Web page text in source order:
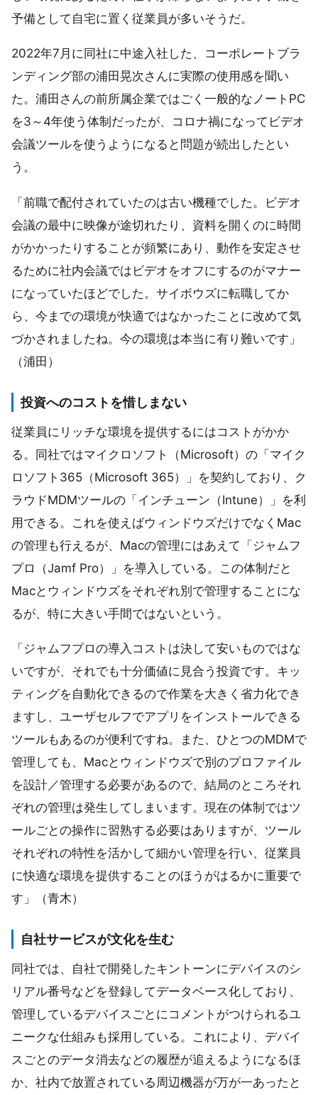
予備として自宅に置く従業員が多いそうだ。
2022年7月に同社に中途入社した、コーポレートブラ
ンディング部の浦田晃次さんに実際の使用感を聞い
た。浦田さんの前所属企業ではごく一般的なノートPC
を3～4年使う体制だったが、コロナ禍になってビデオ
会議ツールを使うようになると問題が続出したとい
う。
「前職で配付されていたのは古い機種でした。ビデオ
会議の最中に映像が途切れたり、資料を開くのに時間
がかかったりすることが頻繁にあり、動作を安定させ
るために社内会議ではビデオをオフにするのがマナー
になっていたほどでした。サイボウズに転職してか
ら、今までの環境が快適ではなかったことに改めて気
づかされましたね。今の環境は本当に有り難いです」
（浦田）
投資へのコストを惜しまない
従業員にリッチな環境を提供するにはコストがかか
る。同社ではマイクロソフト（Microsoft）の「マイク
ロソフト365（Microsoft 365）」を契約しており、ク
ラウドMDMツールの「インチューン（Intune）」を利
用できる。これを使えばウィンドウズだけでなくMac
の管理も行えるが、Macの管理にはあえて「ジャムフ
プロ（Jamf Pro）」を導入している。この体制だと
Macとウィンドウズをそれぞれ別で管理することにな
るが、特に大きい手間ではないという。
「ジャムフプロの導入コストは決して安いものではな
いですが、それでも十分価値に見合う投資です。キッ
ティングを自動化できるので作業を大きく省力化でき
ますし、ユーザセルフでアプリをインストールできる
ツールもあるのが便利ですね。また、ひとつのMDMで
管理しても、Macとウィンドウズで別のプロファイル
を設計／管理する必要があるので、結局のところそれ
ぞれの管理は発生してしまいます。現在の体制ではツ
ールごとの操作に習熟する必要はありますが、ツール
それぞれの特性を活かして細かい管理を行い、従業員
に快適な環境を提供することのほうがはるかに重要で
す」（青木）
自社サービスが文化を生む
同社では、自社で開発したキントーンにデバイスのシ
リアル番号などを登録してデータベース化しており、
管理しているデバイスごとにコメントがつけられるユ
ニークな仕組みも採用している。これにより、デバイ
スごとのデータ消去などの履歴が追えるようになるほ
か、社内で放置されている周辺機器が万が一あったと